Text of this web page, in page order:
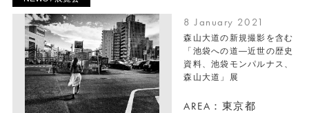
8 January 2021
森山大道の新規撮影を含む
「池袋への道―近世の歴史
資料、池袋モンパルナス、
森山大道」展
AREA：東京都